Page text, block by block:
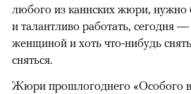
любого из каннских жюри, нужно
и талантливо работать, сегодня
женщиной и хоть что-нибудь
сняться.
Жюри прошлогоднего «Особого